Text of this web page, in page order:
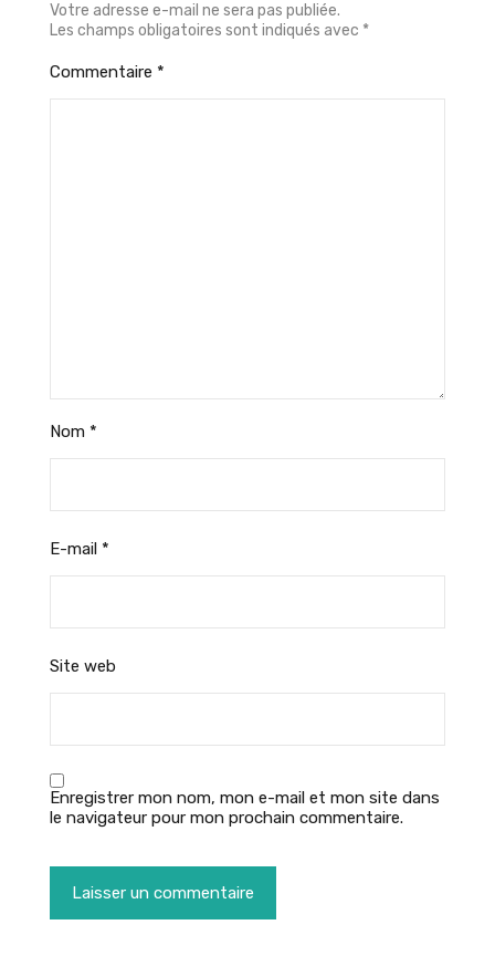
Votre adresse e-mail ne sera pas publiée.
Les champs obligatoires sont indiqués avec *
Commentaire *
Nom *
E-mail *
Site web
Enregistrer mon nom, mon e-mail et mon site dans
le navigateur pour mon prochain commentaire.